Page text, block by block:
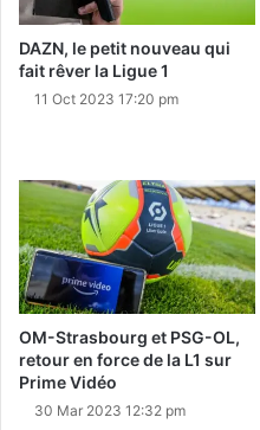
DAZN, le petit nouveau qui
fait rêver la Ligue 1
11 Oct 2023 17:20 pm
OM-Strasbourg et PSG-OL,
retour en force de la L1 sur
Prime Vidéo
30 Mar 2023 12:32 pm